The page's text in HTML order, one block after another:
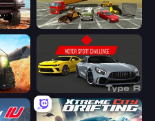
Offroad Masters Challenge Evolution Factor
Motor Sport Challenge Type R